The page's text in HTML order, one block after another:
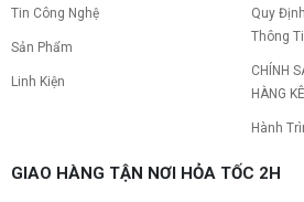
Tin Công Nghệ
Sản Phẩm
Linh Kiện
Quy
Thông
CHÍNH
HÀNG
Hành
GIAO HÀNG TẬN NƠI HỎA TỐC 2H